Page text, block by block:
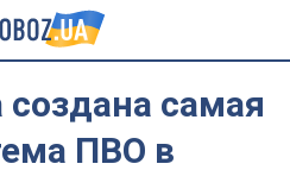
создана самая
ПВО в